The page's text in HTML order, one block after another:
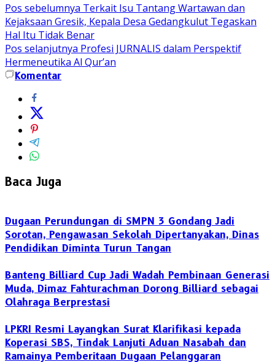
Pos sebelumnya Terkait Isu Tantang Wartawan dan
Kejaksaan Gresik, Kepala Desa Gedangkulut Tegaskan
Hal Itu Tidak Benar
Pos selanjutnya Profesi JURNALIS dalam Perspektif
Hermeneutika Al Qur’an
Komentar
Baca Juga
Dugaan Perundungan di SMPN 3 Gondang Jadi
Sorotan, Pengawasan Sekolah Dipertanyakan, Dinas
Pendidikan Diminta Turun Tangan
Banteng Billiard Cup Jadi Wadah Pembinaan Generasi
Muda, Dimaz Fahturachman Dorong Billiard sebagai
Olahraga Berprestasi
LPKRI Resmi Layangkan Surat Klarifikasi kepada
Koperasi SBS, Tindak Lanjuti Aduan Nasabah dan
Ramainya Pemberitaan Dugaan Pelanggaran